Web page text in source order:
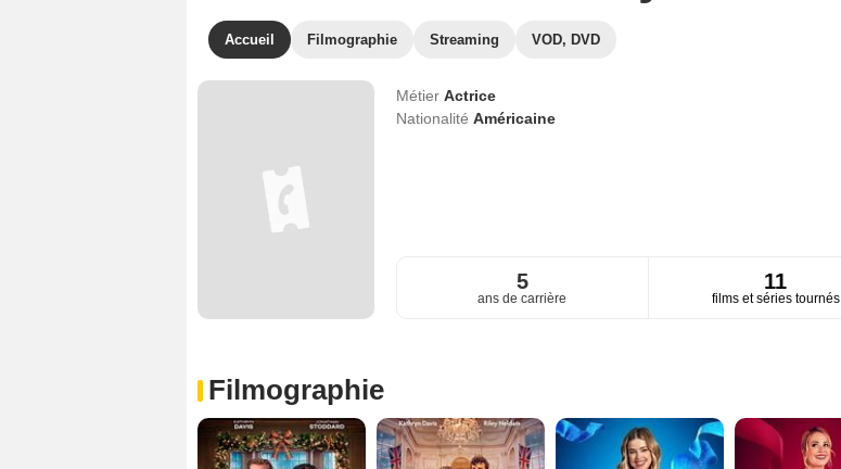
Accueil Filmographie Streaming VOD, DVD
Métier Actrice
Nationalité Américaine
5
ans de carrière
11
films et séries tournés
Filmographie